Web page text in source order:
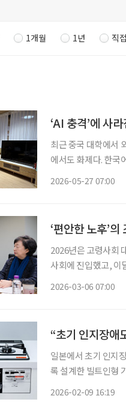
1개월 1년 직
‘AI 충격’에 사
최근 중국 대학에서
에서도 화제다. 한국
2026-05-27 07:00
‘편안한 노후’
2026년은 고령사회
사회에 진입했고, 이
2026-03-06 07:00
“초기 인지장애
일본에서 초기 인지
록 설계한 빌트인형 가스레인지가
2026-02-09 16:19